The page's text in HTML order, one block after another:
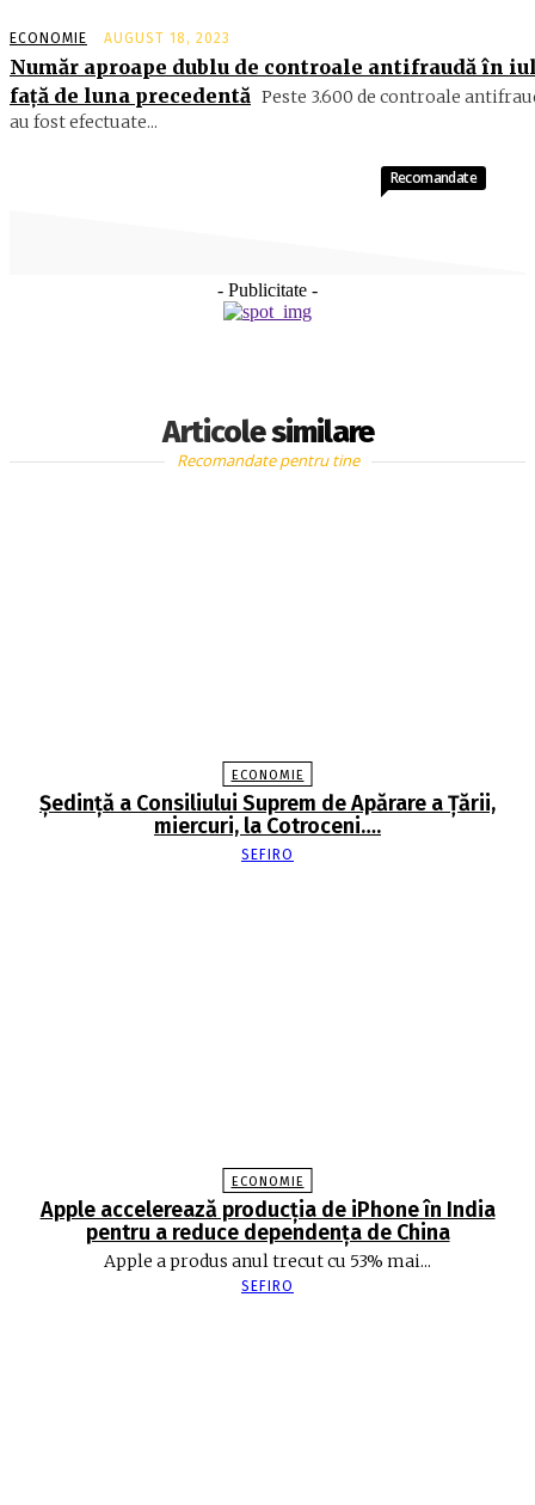
ECONOMIE AUGUST 18, 2023
Număr aproape dublu de controale antifraudă în
faţă de luna precedentă Peste 3.600 de controale
au fost efectuate...
- Publicitate -
Articole similare
Recomandate
Recomandate pentru tine
ECONOMIE
Şedinţă a Consiliului Suprem de Apărare a Ţării,
miercuri, la Cotroceni….
SEFIRO
ECONOMIE
Apple accelerează producția de iPhone în India
pentru a reduce dependența de China
Apple a produs anul trecut cu 53% mai...
SEFIRO